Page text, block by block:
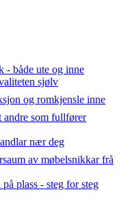
- både ute og inne
sjølv
og romkjensle inne
andre som fullfører
nær deg
av møbelsnikkar frå
plass - steg for steg